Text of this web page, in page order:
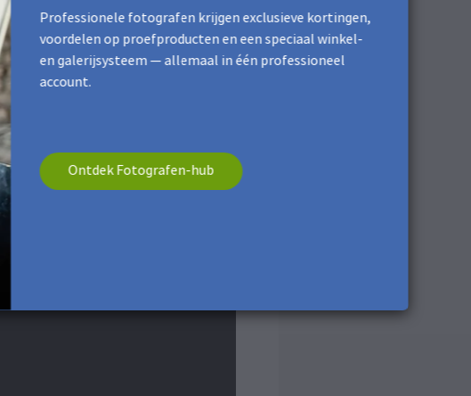
Professionele fotografen krijgen exclusieve kortingen,
voordelen op proefproducten en een speciaal winkel-
en galerijsysteem — allemaal in één professioneel
account.
Ontdek Fotografen-hub